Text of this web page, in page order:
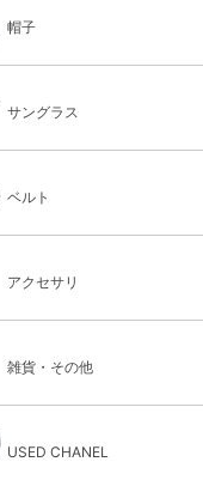
帽子
サングラス
ベルト
アクセサリ
雑貨・その他
USED CHANEL